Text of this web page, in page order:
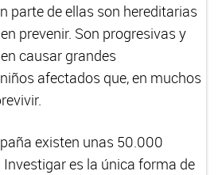
parte de ellas son hereditarias
prevenir. Son progresivas y
causar grandes
afectados que, en muchos
existen unas 50.000
es la única forma de